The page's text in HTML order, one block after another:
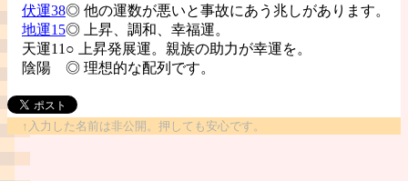
伏運38◎ 他の運数が悪いと事故にあう兆しがあります。
地運15◎ 上昇、調和、幸福運。
天運11○ 上昇発展運。親族の助力が幸運を。
陰陽 ◎ 理想的な配列です。
↑入力した名前は非公開。押しても安心です。